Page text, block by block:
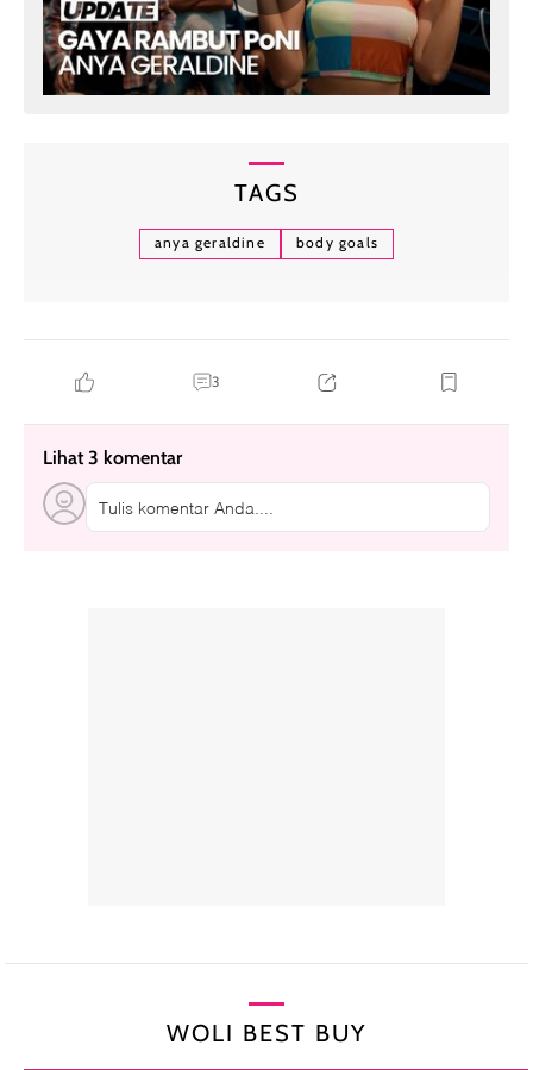
TAGS
anya geraldine body goals
3
Lihat 3 komentar
Tulis komentar Anda....
WOLI BEST BUY